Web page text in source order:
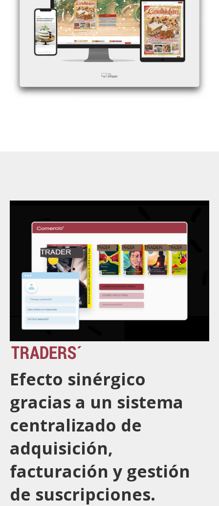
Efecto sinérgico
gracias a un sistema
centralizado de
adquisición,
facturación y gestión
de suscripciones.